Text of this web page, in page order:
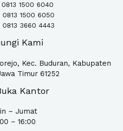
0813 1500 6040
1500 6050
3660 4443
Kami
Kec. Buduran, Kabupaten
Timur 61252
Kantor
– Jumat
– 16:00